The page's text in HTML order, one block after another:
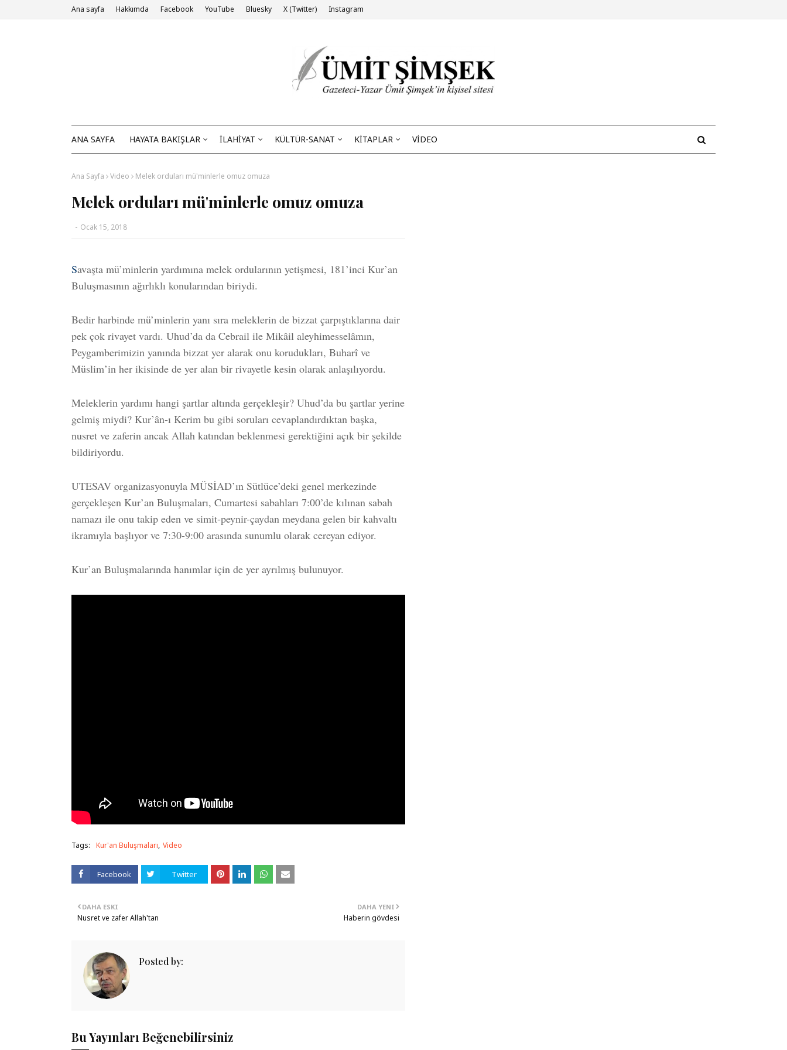
Ana sayfa Hakkımda Facebook YouTube Bluesky X (Twitter) Instagram
ANA SAYFA HAYATA BAKIŞLAR İLAHİYAT KÜLTÜR-SANAT KİTAPLAR VİDEO
Ana Sayfa Video Melek orduları mü'minlerle omuz omuza
Melek orduları mü'minlerle omuz omuza
- Ocak 15, 2018
Savaşta mü’minlerin yardımına melek ordularının yetişmesi, 181’inci Kur’an
Buluşmasının ağırlıklı konularından biriydi.
Bedir harbinde mü’minlerin yanı sıra meleklerin de bizzat çarpıştıklarına dair
pek çok rivayet vardı. Uhud’da da Cebrail ile Mikâil aleyhimesselâmın,
Peygamberimizin yanında bizzat yer alarak onu korudukları, Buharî ve
Müslim’in her ikisinde de yer alan bir rivayetle kesin olarak anlaşılıyordu.
Meleklerin yardımı hangi şartlar altında gerçekleşir? Uhud’da bu şartlar yerine
gelmiş miydi? Kur’ân-ı Kerim bu gibi soruları cevaplandırdıktan başka,
nusret ve zaferin ancak Allah katından beklenmesi gerektiğini açık bir şekilde
bildiriyordu.
UTESAV organizasyonuyla MÜSİAD’ın Sütlüce’deki genel merkezinde
gerçekleşen Kur’an Buluşmaları, Cumartesi sabahları 7:00’de kılınan sabah
namazı ile onu takip eden ve simit-peynir-çaydan meydana gelen bir kahvaltı
ikramıyla başlıyor ve 7:30-9:00 arasında sunumlu olarak cereyan ediyor.
Kur’an Buluşmalarında hanımlar için de yer ayrılmış bulunuyor.
Tags: Kur'an Buluşmaları Video
Facebook Twitter
DAHA YENI
Haberin gövdesi
DAHA ESKI
Nusret ve zafer Allah'tan
Posted by:
Bu Yayınları Beğenebilirsiniz